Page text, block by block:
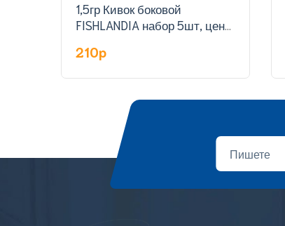
1,5гр Кивок боковой
FISHLANDIA набор 5шт, цена
210p